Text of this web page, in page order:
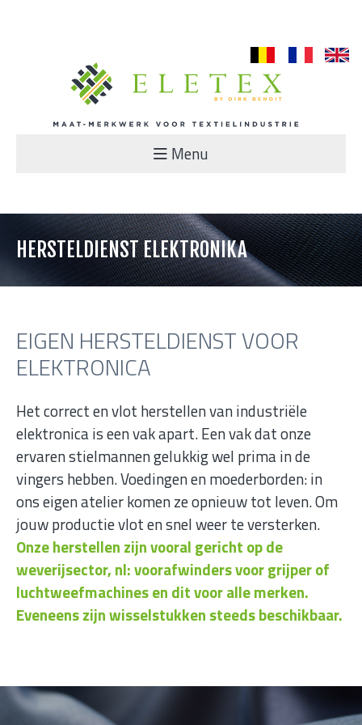
en
Menu
HERSTELDIENST ELEKTRONIKA
EIGEN HERSTELDIENST VOOR
ELEKTRONICA
Het correct en vlot herstellen van industriële
elektronica is een vak apart. Een vak dat onze
ervaren stielmannen gelukkig wel prima in de
vingers hebben. Voedingen en moederborden: in
ons eigen atelier komen ze opnieuw tot leven. Om
jouw productie vlot en snel weer te versterken.
Onze herstellen zijn vooral gericht op de
weverijsector, nl: voorafwinders voor grijper of
luchtweefmachines en dit voor alle merken.
Eveneens zijn wisselstukken steeds beschikbaar.